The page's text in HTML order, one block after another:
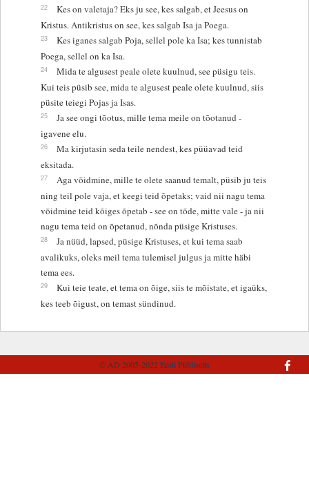
22
Kes on valetaja? Eks ju see, kes salgab, et Jeesus on
Kristus. Antikristus on see, kes salgab Isa ja Poega.
23
Kes iganes salgab Poja, sellel pole ka Isa; kes tunnistab
Poega, sellel on ka Isa.
24
Mida te algusest peale olete kuulnud, see püsigu teis.
Kui teis püsib see, mida te algusest peale olete kuulnud, siis
püsite teiegi Pojas ja Isas.
25
Ja see ongi tõotus, mille tema meile on tõotanud -
igavene elu.
26
Ma kirjutasin seda teile nendest, kes püüavad teid
eksitada.
27
Aga võidmine, mille te olete saanud temalt, püsib ju teis
ning teil pole vaja, et keegi teid õpetaks; vaid nii nagu tema
võidmine teid kõiges õpetab - see on tõde, mitte vale - ja nii
nagu tema teid on õpetanud, nõnda püsige Kristuses.
28
Ja nüüd, lapsed, püsige Kristuses, et kui tema saab
avalikuks, oleks meil tema tulemisel julgus ja mitte häbi
tema ees.
29
Kui teie teate, et tema on õige, siis te mõistate, et igaüks,
kes teeb õigust, on temast sündinud.
© AD 2005-2022Eesti Piibliselts